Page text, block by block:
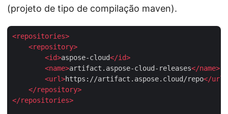
(projeto de tipo de compilação maven).
<repositories>
<repository>
<id>aspose-cloud</id>
<name>artifact.aspose-cloud-releases</name>
<url>https://artifact.aspose.cloud/repo</url
</repository>
</repositories>